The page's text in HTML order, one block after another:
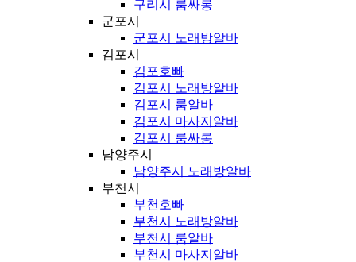
구리시 룸싸롱
군포시
군포시 노래방알바
김포시
김포호빠
김포시 노래방알바
김포시 룸알바
김포시 마사지알바
김포시 룸싸롱
남양주시
남양주시 노래방알바
부천시
부천호빠
부천시 노래방알바
부천시 룸알바
부천시 마사지알바